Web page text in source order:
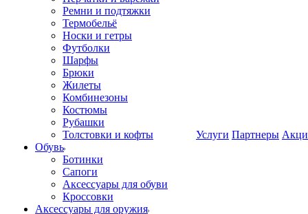
Ремни и подтяжки
Термобельё
Носки и гетры
Футболки
Шарфы
Брюки
Жилеты
Комбинезоны
Костюмы
Рубашки
Толстовки и кофты
Обувь
Ботинки
Сапоги
Аксессуары для обуви
Кроссовки
Аксессуары для оружия
Услуги Партнеры